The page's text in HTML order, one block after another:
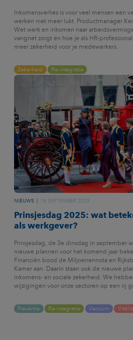
Inkomensverlies is voor veel mensen een
werken niet meer lukt. Productmanager
Wet werk en inkomen naar
vangnet zorgt én hoe je als HR-
meer zekerheid voor je medewerkers.
Zekerheid Re-integratie
NIEUWS 18 SEPTEMBER 2025
Prinsjesdag 2025: wat
als werkgever?
Prinsjesdag, de 3e dinsdag in september
nieuwe plannen voor het komend jaar
Financiën bood de Miljoenennota en
Kamer aan. Daarin staan ook de nieuwe
inkomens- en sociale zekerheid. We
wijzigingen voor onze sectoren op een rij
Preventie Re-integratie Verzuim